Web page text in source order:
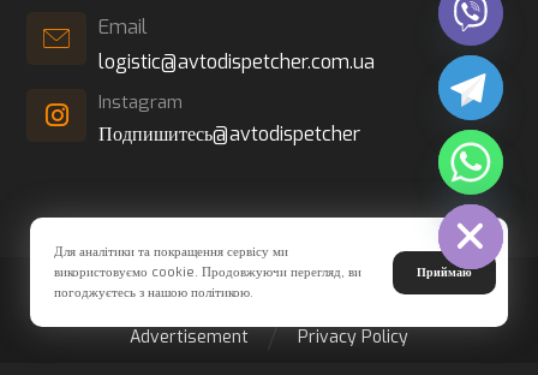
Email
logistic@avtodispetcher.com.ua
Instagram
Подпишитесь@avtodispetcher
© Copyright 2026. All Rights Reserved
Privacy Policy
Advertisement
Для аналітики та покращення сервісу ми
використовуємо cookie. Продовжуючи перегляд, ви
погоджуєтесь з нашою політикою.
Приймаю
Hide chaty